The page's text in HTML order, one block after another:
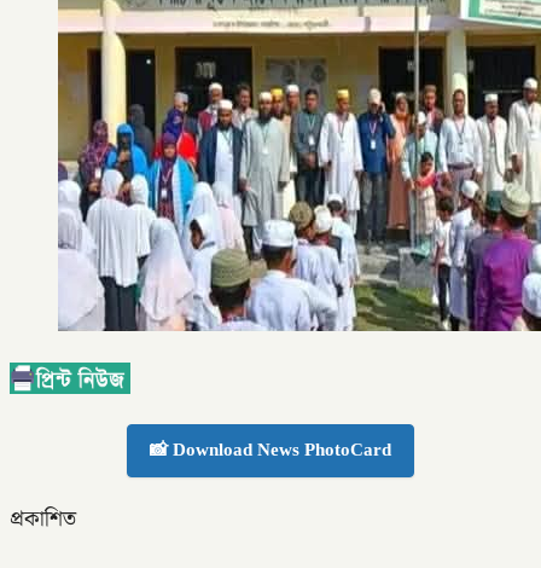
📸 Download News PhotoCard
প্রকাশিত